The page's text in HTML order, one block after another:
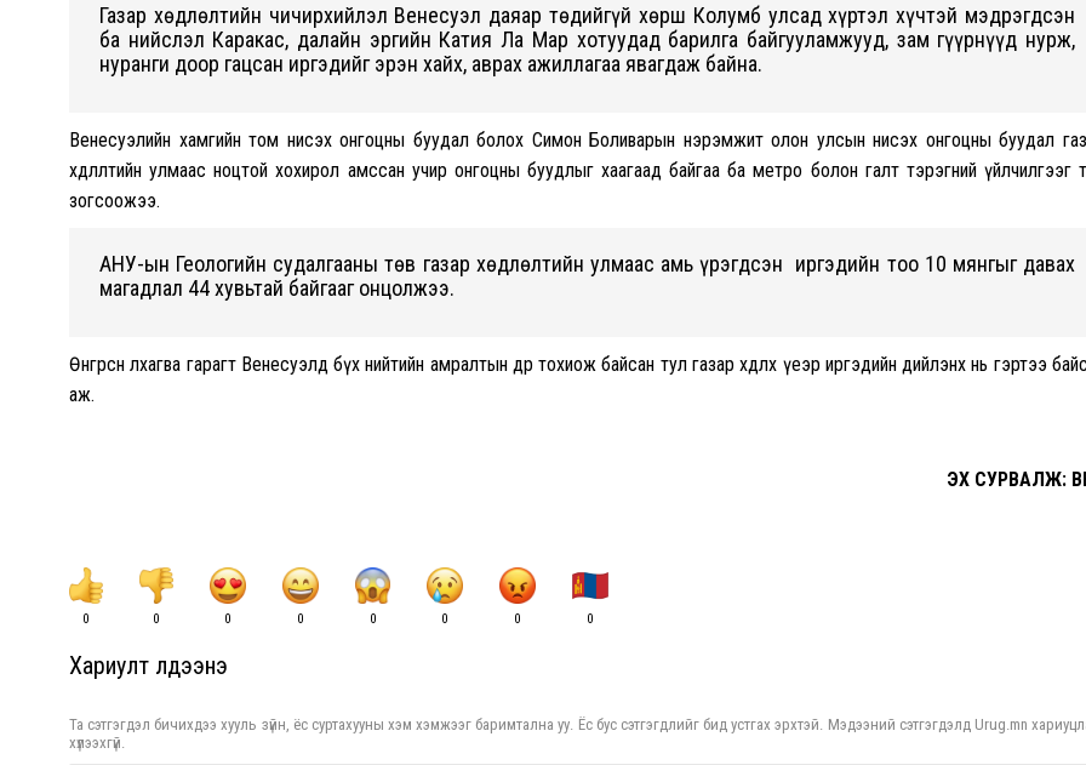
Газар хөдлөлтийн чичирхийлэл Венесуэл даяар төдийгүй хөрш Колумб улсад хүртэл хүчтэй мэдрэгдсэн
ба нийслэл Каракас, далайн эргийн Катия Ла Мар хотуудад барилга байгууламжууд, зам гүүрнүүд нурж,
нуранги доор гацсан иргэдийг эрэн хайх, аврах ажиллагаа явагдаж байна.
Венесуэлийн хамгийн том нисэх онгоцны буудал болох Симон Боливарын нэрэмжит олон улсын нисэх онгоцны буудал
хөдлөлтийн улмаас ноцтой хохирол амссан учир онгоцны буудлыг хаагаад байгаа ба метро болон галт тэрэгний үйлчилгээг
зогсоожээ.
АНУ-ын Геологийн судалгааны төв газар хөдлөлтийн улмаас амь үрэгдсэн иргэдийн тоо 10 мянгыг давах
магадлал 44 хувьтай байгааг онцолжээ.
Өнгөрсөн лхагва гарагт Венесуэлд бүх нийтийн амралтын өдөр тохиож байсан тул газар хөдлөх үеэр иргэдийн дийлэнх нь гэртээ
аж.
ЭХ СУРВАЛЖ:
0 0 0 0 0 0 0 0
Хариулт үлдээнэ үү
Та сэтгэгдэл бичихдээ хууль зүйн, ёс суртахууны хэм хэмжээг баримтална уу. Ёс бус сэтгэгдлийг бид устгах эрхтэй. Мэдээний сэтгэгдэлд Urug.mn
хүлээхгүй.